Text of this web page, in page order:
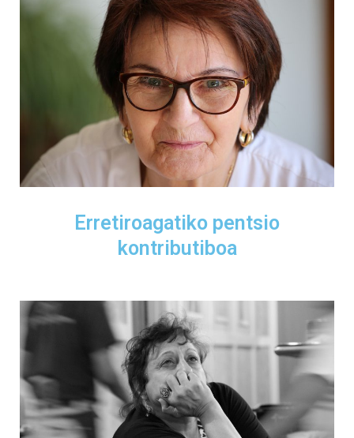
Erretiroagatiko pentsio
kontributiboa